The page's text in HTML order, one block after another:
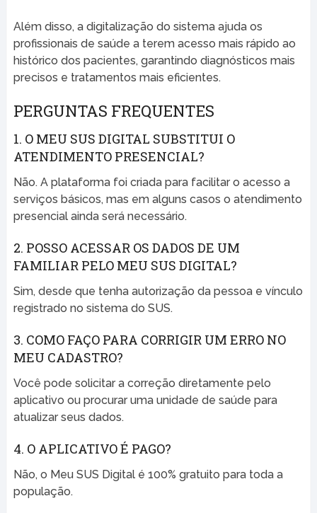
Além disso, a digitalização do sistema ajuda os
profissionais de saúde a terem acesso mais rápido ao
histórico dos pacientes, garantindo diagnósticos mais
precisos e tratamentos mais eficientes.
PERGUNTAS FREQUENTES
1. O MEU SUS DIGITAL SUBSTITUI O
ATENDIMENTO PRESENCIAL?
Não. A plataforma foi criada para facilitar o acesso a
serviços básicos, mas em alguns casos o atendimento
presencial ainda será necessário.
2. POSSO ACESSAR OS DADOS DE UM
FAMILIAR PELO MEU SUS DIGITAL?
Sim, desde que tenha autorização da pessoa e vínculo
registrado no sistema do SUS.
3. COMO FAÇO PARA CORRIGIR UM ERRO NO
MEU CADASTRO?
Você pode solicitar a correção diretamente pelo
aplicativo ou procurar uma unidade de saúde para
atualizar seus dados.
4. O APLICATIVO É PAGO?
Não, o Meu SUS Digital é 100% gratuito para toda a
população.